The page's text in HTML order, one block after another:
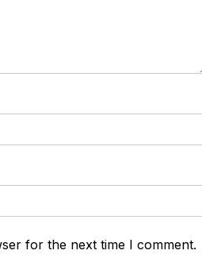
for the next time I comment.